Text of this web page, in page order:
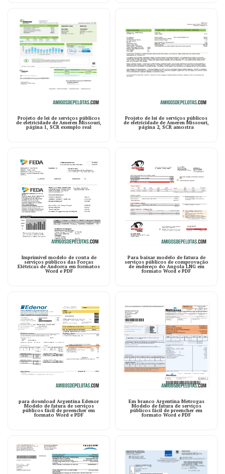
Projeto de lei de serviços públicos
de eletricidade de Ameren Missouri,
página 1, SCR exemplo real
Projeto de lei de serviços públicos
de eletricidade de Ameren Missouri,
página 2, SCR amostra
Imprimível modelo de conta de
serviços públicos das Forças
Elétricas de Andorra em formatos
Word e PDF
Para baixar modelo de fatura de
serviços públicos de comprovação
de endereço do Angola LNG em
formato Word e PDF
para download Argentina Edenor
Modelo de fatura de serviços
públicos fácil de preencher em
formato Word e PDF
Em branco Argentina Metrogas
Modelo de fatura de serviços
públicos fácil de preencher em
formato Word e PDF